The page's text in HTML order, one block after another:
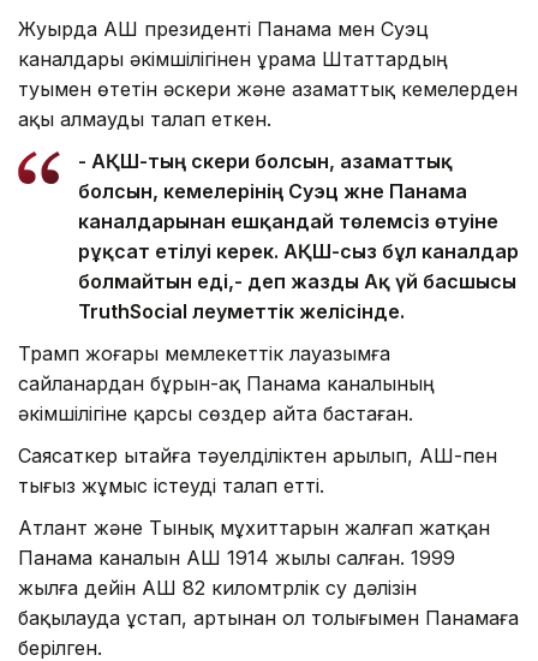
Жуырда АҚШ президенті Панама мен Суэц
каналдары әкімшілігінен Құрама Штаттардың
туымен өтетін әскери және азаматтық кемелерден
ақы алмауды талап еткен.
- АҚШ-тың әскери болсын, азаматтық
болсын, кемелерінің Суэц және Панама
каналдарынан ешқандай төлемсіз өтуіне
рұқсат етілуі керек. АҚШ-сыз бұл каналдар
болмайтын еді,- деп жазды Ақ үй басшысы
TruthSocial әлеуметтік желісінде.
Трамп жоғары мемлекеттік лауазымға
сайланардан бұрын-ақ Панама каналының
әкімшілігіне қарсы сөздер айта бастаған.
Саясаткер Қытайға тәуелділіктен арылып, АҚШ-пен
тығыз жұмыс істеуді талап етті.
Атлант және Тынық мұхиттарын жалғап жатқан
Панама каналын АҚШ 1914 жылы салған. 1999
жылға дейін АҚШ 82 киломтрлік су дәлізін
бақылауда ұстап, артынан ол толығымен Панамаға
берілген.